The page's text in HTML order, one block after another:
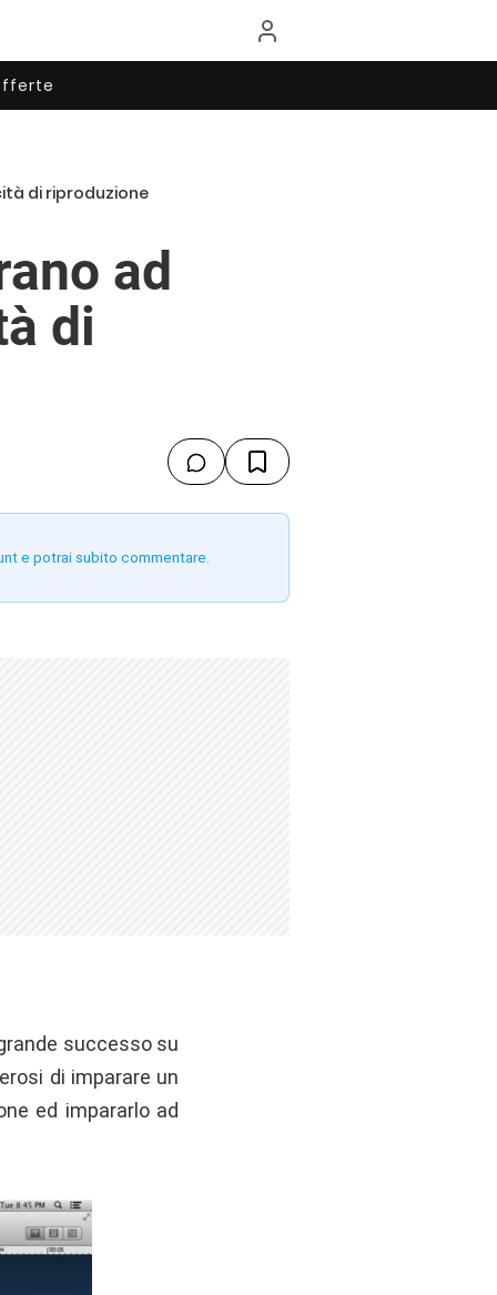
di riproduzione
ad
di
e potrai subito commentare.
successo su
di imparare un
ed impararlo ad